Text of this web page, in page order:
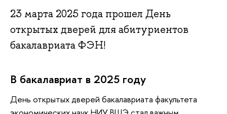
23 марта 2025 года прошел День
открытых дверей для абитуриентов
бакалавриата ФЭН!
В бакалавриат в 2025 году
День открытых дверей бакалавриата факультета